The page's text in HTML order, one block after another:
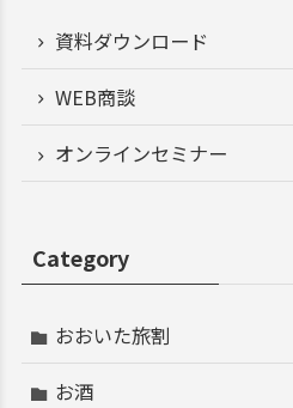
資料ダウンロード
WEB商談
オンラインセミナー
Category
おおいた旅割
お酒